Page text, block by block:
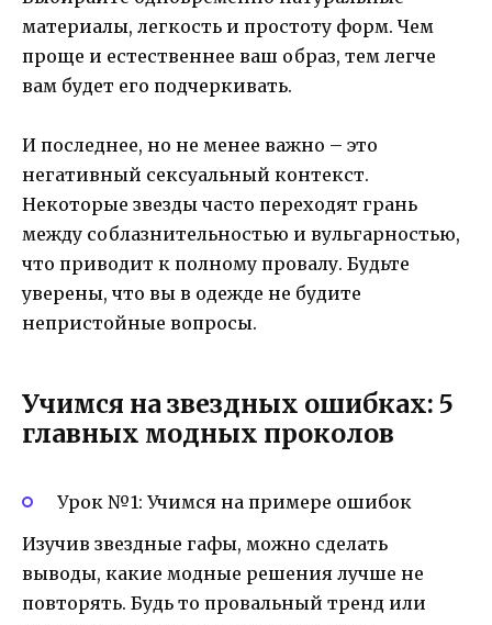
материалы, легкость и простоту форм. Чем
проще и естественнее ваш образ, тем легче
вам будет его подчеркивать.
И последнее, но не менее важно – это
негативный сексуальный контекст.
Некоторые звезды часто переходят грань
между соблазнительностью и вульгарностью,
что приводит к полному провалу. Будьте
уверены, что вы в одежде не будите
непристойные вопросы.
Учимся на звездных ошибках: 5
главных модных проколов
Урок №1: Учимся на примере ошибок
Изучив звездные гафы, можно сделать
выводы, какие модные решения лучше не
повторять. Будь то провальный тренд или